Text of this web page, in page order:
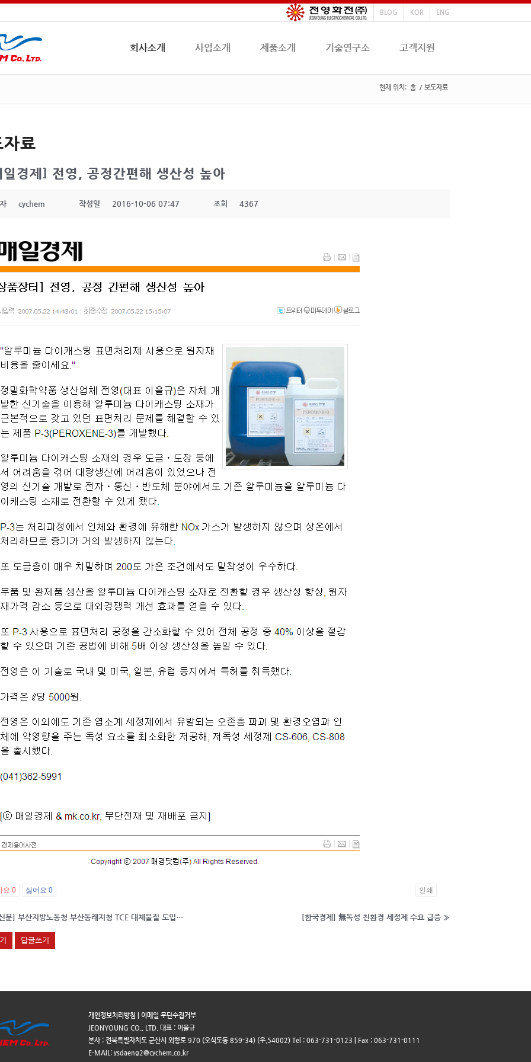
BLOG KOR ENG
회사소개 사업소개 제품소개 기술연구소 고객지원
현재 위치: 홈 / 보도자료
료
경제] 전영, 공정간편해 생산성 높아
cychem 작성일 2016-10-06 07:47 조회 4367
요 0 싫어요 0 인쇄
[안전신문] 부산지방노동청 부산동래지청 TCE 대체물질 도입사례 전파 (CS-606) [한국경제] 無독성 친환경 세정제 수요 급증 »
답글쓰기
개인정보처리방침
이메일 무단수집거부
JEONYOUNG CO., LTD. 대표 : 이을규
본사 : 전북특별자치도 군산시 외항로 970 (오식도동 859-34) (우.54002) Tel : 063-731-0123 | Fax : 063-731-0111
E-MAIL: ysdaeng2@cychem.co.kr